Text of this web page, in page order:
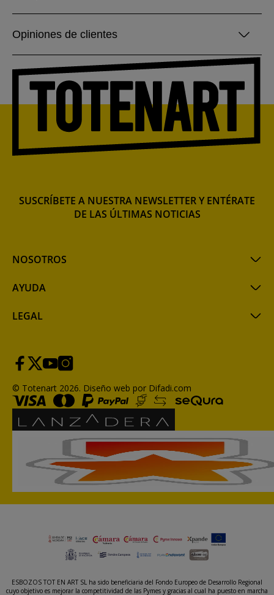
Opiniones de clientes
NOSOTROS
AYUDA
LEGAL
SUSCRÍBETE A NUESTRA NEWSLETTER Y ENTÉRATE
DE LAS ÚLTIMAS NOTICIAS
© Totenart 2026. Diseño web por Difadi.com
ESBOZOS TOT EN ART SL ha sido beneficiaria del Fondo Europeo de Desarrollo Regional
cuyo objetivo es mejorar la competitividad de las Pymes y gracias al cual ha puesto en marcha